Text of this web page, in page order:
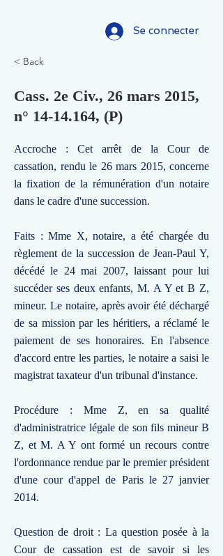
Se connecter
< Back
Cass. 2e Civ., 26 mars 2015,
n° 14-14.164, (P)
Accroche : Cet arrêt de la Cour de
cassation, rendu le 26 mars 2015, concerne
la fixation de la rémunération d'un notaire
dans le cadre d'une succession.
Faits : Mme X, notaire, a été chargée du
règlement de la succession de Jean-Paul Y,
décédé le 24 mai 2007, laissant pour lui
succéder ses deux enfants, M. A Y et B Z,
mineur. Le notaire, après avoir été déchargé
de sa mission par les héritiers, a réclamé le
paiement de ses honoraires. En l'absence
d'accord entre les parties, le notaire a saisi le
magistrat taxateur d'un tribunal d'instance.
Procédure : Mme Z, en sa qualité
d'administratrice légale de son fils mineur B
Z, et M. A Y ont formé un recours contre
l'ordonnance rendue par le premier président
d'une cour d'appel de Paris le 27 janvier
2014.
Question de droit : La question posée à la
Cour de cassation est de savoir si les